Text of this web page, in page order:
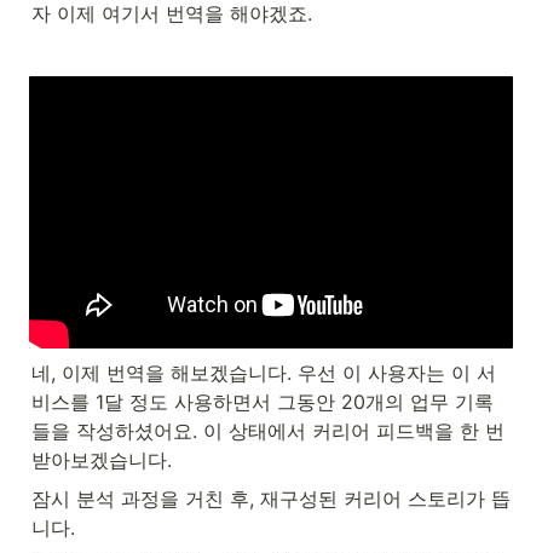
자 이제 여기서 번역을 해야겠죠.
네, 이제 번역을 해보겠습니다. 우선 이 사용자는 이 서
비스를 1달 정도 사용하면서 그동안 20개의 업무 기록
들을 작성하셨어요. 이 상태에서 커리어 피드백을 한 번
받아보겠습니다.
잠시 분석 과정을 거친 후, 재구성된 커리어 스토리가 뜹
니다.